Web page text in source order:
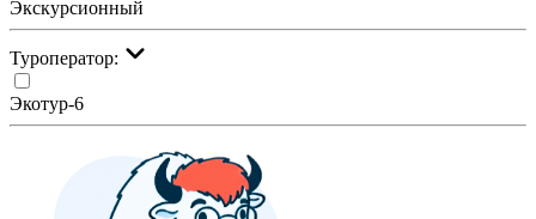
Экскурсионный
Туроператор:
Экотур-6